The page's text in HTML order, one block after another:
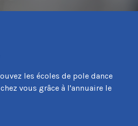
les écoles de pole dance
vous grâce à l'annuaire le